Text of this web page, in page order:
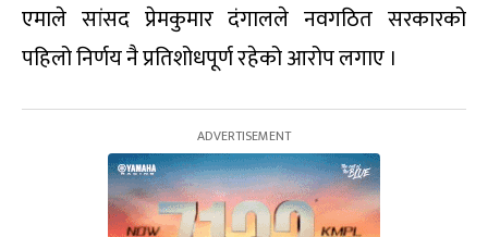
एमाले सांसद प्रेमकुमार दंगालले नवगठित सरकारको
पहिलो निर्णय नै प्रतिशोधपूर्ण रहेको आरोप लगाए ।